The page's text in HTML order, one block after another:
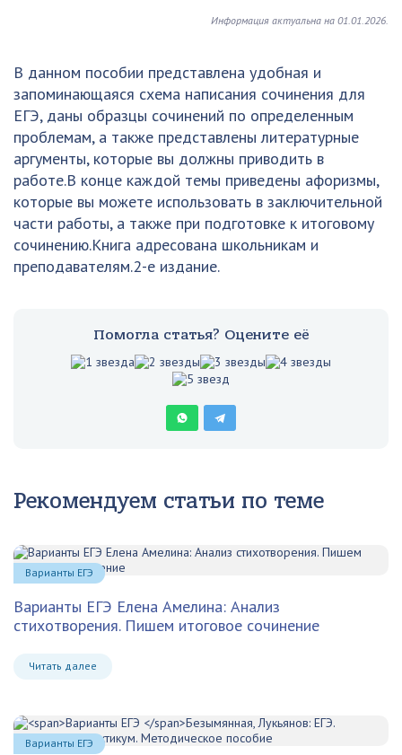
Информация актуальна на 01.01.2026.
В данном пособии представлена удобная и
запоминающаяся схема написания сочинения для
ЕГЭ, даны образцы сочинений по определенным
проблемам, а также представлены литературные
аргументы, которые вы должны приводить в
работе.В конце каждой темы приведены афоризмы,
которые вы можете использовать в заключительной
части работы, а также при подготовке к итоговому
сочинению.Книга адресована школьникам и
преподавателям.2-е издание.
Помогла статья? Оцените её
Рекомендуем статьи по теме
Варианты ЕГЭ Елена Амелина: Анализ
стихотворения. Пишем итоговое сочинение
Читать далее
Варианты ЕГЭ
Варианты ЕГЭ